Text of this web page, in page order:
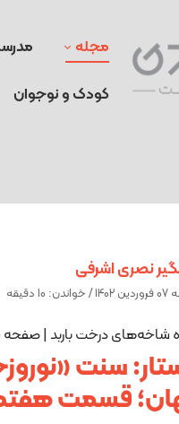
مجله
کودک و نوجوان
نصری اشرفی
شاخه‌های درخت باربد |
سنت
قسمت